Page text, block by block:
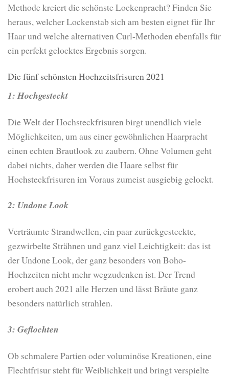
Methode kreiert die schönste Lockenpracht? Finden Sie
heraus, welcher Lockenstab sich am besten eignet für Ihr
Haar und welche alternativen Curl-Methoden ebenfalls für
ein perfekt gelocktes Ergebnis sorgen.
Die fünf schönsten Hochzeitsfrisuren 2021
1: Hochgesteckt
Die Welt der Hochsteckfrisuren birgt unendlich viele
Möglichkeiten, um aus einer gewöhnlichen Haarpracht
einen echten Brautlook zu zaubern. Ohne Volumen geht
dabei nichts, daher werden die Haare selbst für
Hochsteckfrisuren im Voraus zumeist ausgiebig gelockt.
2: Undone Look
Verträumte Strandwellen, ein paar zurückgesteckte,
gezwirbelte Strähnen und ganz viel Leichtigkeit: das ist
der Undone Look, der ganz besonders von Boho-
Hochzeiten nicht mehr wegzudenken ist. Der Trend
erobert auch 2021 alle Herzen und lässt Bräute ganz
besonders natürlich strahlen.
3: Geflochten
Ob schmalere Partien oder voluminöse Kreationen, eine
Flechtfrisur steht für Weiblichkeit und bringt verspielte